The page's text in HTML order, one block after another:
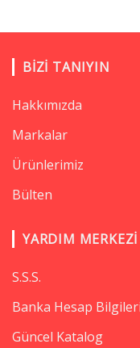
BIZI TANIYIN
Hakkımızda
Markalar
Ürünlerimiz
Bülten
YARDIM MERKEZI
S.S.S.
Banka Hesap
Güncel Katalog